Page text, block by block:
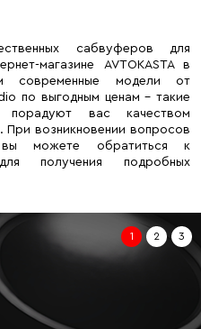
сабвуферов для
магазине AVTOKASTA в
современные модели от
по выгодным ценам – такие
порадуют вас качеством
возникновении вопросов
можете обратиться к
получения подробных
1 2 3